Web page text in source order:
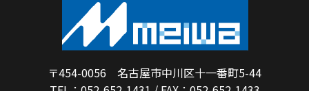
〒454-0056 名古屋市中川区十一番町5-44